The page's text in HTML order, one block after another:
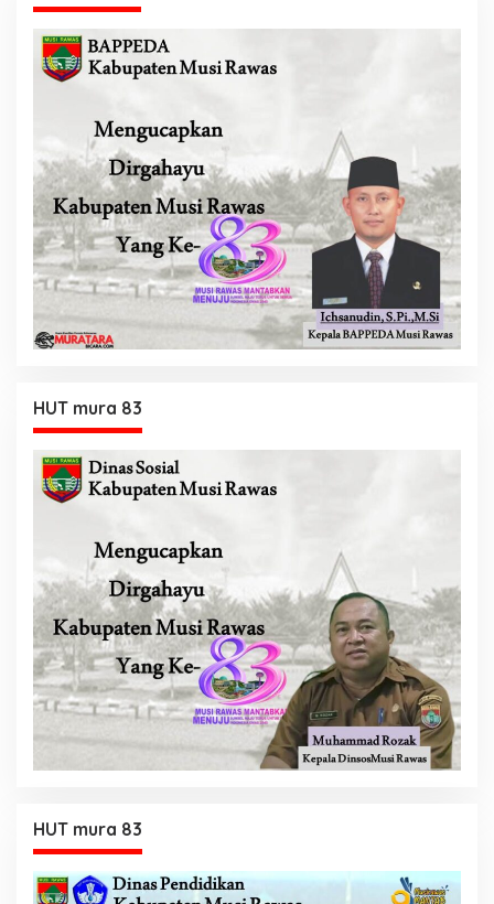
HUT mura 83
HUT mura 83